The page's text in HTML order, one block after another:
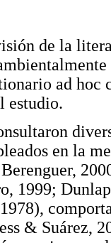
de la
ad hoc
estudio.
en la
1999;
& Suárez,